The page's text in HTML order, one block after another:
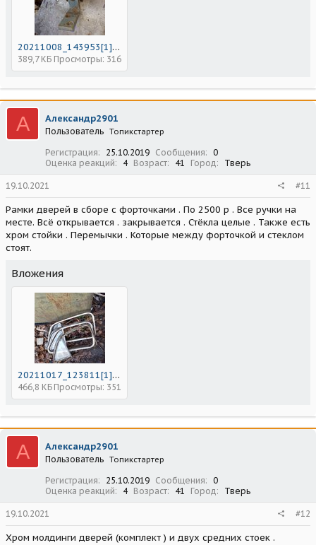
20211008_143953[1].jpg
389,7 КБ Просмотры: 316
А Александр2901
Пользователь Топикстартер
Регистрация 25.10.2019 Сообщения
0
Оценка реакций
4 Возраст 41 Город Тверь
19.10.2021 #11
Рамки дверей в сборе с форточками . По 2500 р . Все ручки на
месте. Всё открывается . закрывается . Стёкла целые . Также есть
хром стойки . Перемычки . Которые между форточкой и стеклом
стоят.
Вложения
20211017_123811[1].jpg
466,8 КБ Просмотры: 351
А Александр2901
Пользователь Топикстартер
Регистрация 25.10.2019 Сообщения
0
Оценка реакций
4 Возраст 41 Город Тверь
19.10.2021 #12
Хром молдинги дверей (комплект ) и двух средних стоек .